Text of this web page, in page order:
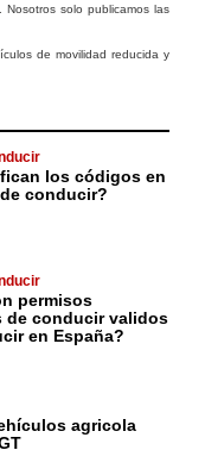
. Nosotros solo publicamos las
de movilidad reducida y
los códigos en
conducir?
permisos
de conducir validos
en España?
agricola